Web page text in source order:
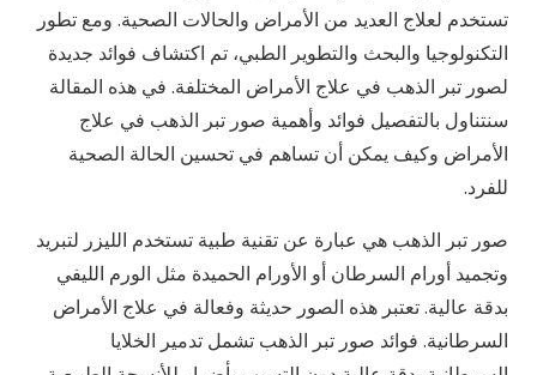
تستخدم لعلاج العديد من الأمراض والحالات الصحية. ومع تطور
التكنولوجيا والبحث والتطوير الطبي، تم اكتشاف فوائد جديدة
لصور تبر الذهب في علاج الأمراض المختلفة. في هذه المقالة
سنتناول بالتفصيل فوائد وأهمية صور تبر الذهب في علاج
الأمراض وكيف يمكن أن تساهم في تحسين الحالة الصحية
للفرد.
صور تبر الذهب هي عبارة عن تقنية طبية تستخدم الليزر لتبريد
وتجميد أورام السرطان أو الأورام الحميدة مثل الورم الليفي
بدقة عالية. تعتبر هذه الصور حديثة وفعالة في علاج الأمراض
السرطانية. فوائد صور تبر الذهب تشمل تدمير الخلايا